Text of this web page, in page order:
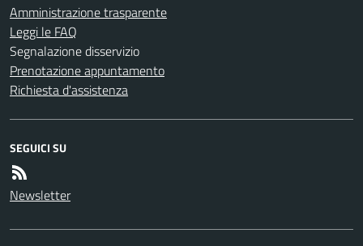
Amministrazione trasparente
Leggi le FAQ
Segnalazione disservizio
Prenotazione appuntamento
Richiesta d'assistenza
SEGUICI SU
Newsletter